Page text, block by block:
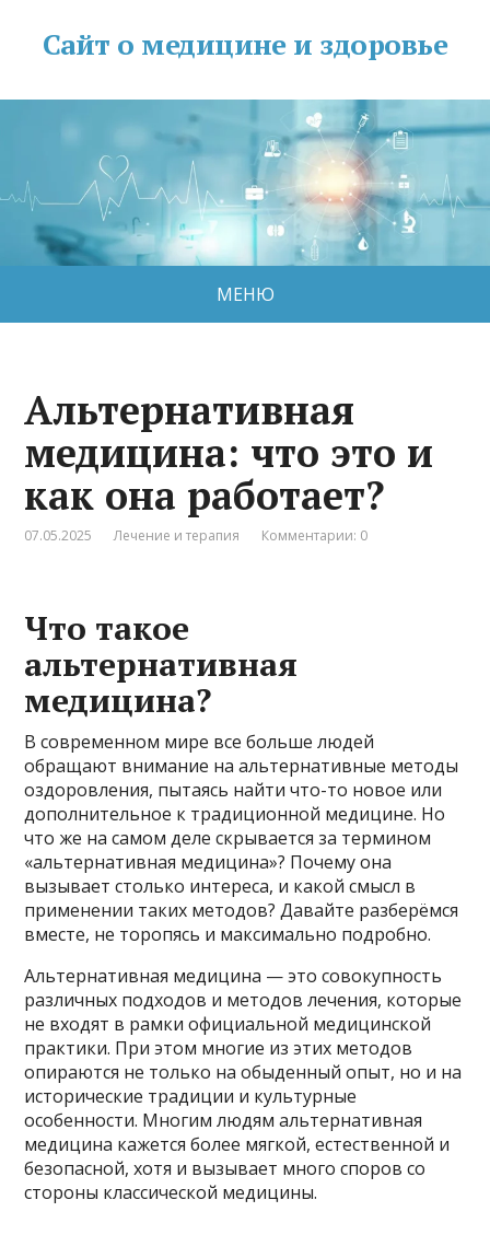
Сайт о медицине и здоровье
МЕНЮ
Альтернативная
медицина: что это и
как она работает?
07.05.2025 Лечение и терапия Комментарии: 0
Что такое
альтернативная
медицина?
В современном мире все больше людей
обращают внимание на альтернативные методы
оздоровления, пытаясь найти что-то новое или
дополнительное к традиционной медицине. Но
что же на самом деле скрывается за термином
«альтернативная медицина»? Почему она
вызывает столько интереса, и какой смысл в
применении таких методов? Давайте разберёмся
вместе, не торопясь и максимально подробно.
Альтернативная медицина — это совокупность
различных подходов и методов лечения, которые
не входят в рамки официальной медицинской
практики. При этом многие из этих методов
опираются не только на обыденный опыт, но и на
исторические традиции и культурные
особенности. Многим людям альтернативная
медицина кажется более мягкой, естественной и
безопасной, хотя и вызывает много споров со
стороны классической медицины.